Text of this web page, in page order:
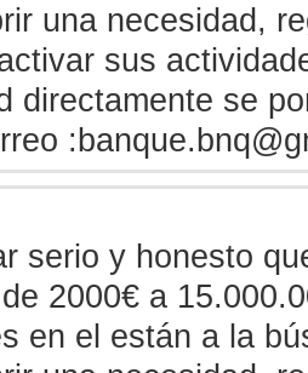
una necesidad,
sus
directamente se
:
serio y honesto
2000€ a
en el están a la